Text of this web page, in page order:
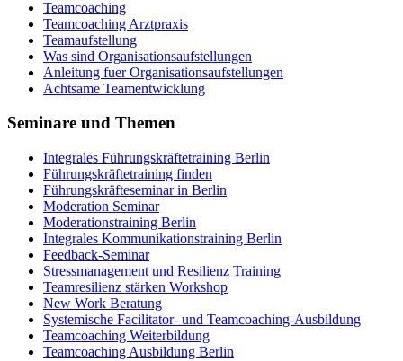
Teamcoaching
Teamcoaching Arztpraxis
Teamaufstellung
Was sind Organisationsaufstellungen
Anleitung fuer Organisationsaufstellungen
Achtsame Teamentwicklung
Seminare und Themen
Integrales Führungskräftetraining Berlin
Führungskräftetraining finden
Führungskräfteseminar in Berlin
Moderation Seminar
Moderationstraining Berlin
Integrales Kommunikationstraining Berlin
Feedback-Seminar
Stressmanagement und Resilienz Training
Teamresilienz stärken Workshop
New Work Beratung
Systemische Facilitator- und Teamcoaching-Ausbildung
Teamcoaching Weiterbildung
Teamcoaching Ausbildung Berlin